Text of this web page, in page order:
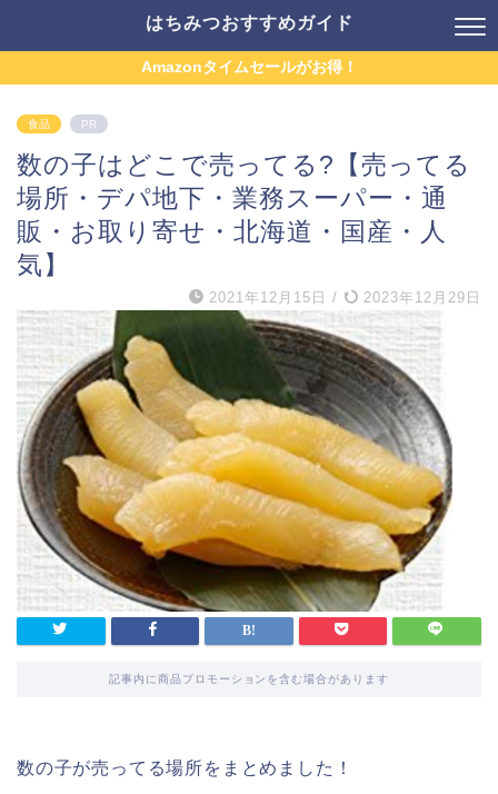
はちみつおすすめガイド
Amazonタイムセールがお得！
食品 PR
数の子はどこで売ってる?【売ってる
場所・デパ地下・業務スーパー・通
販・お取り寄せ・北海道・国産・人
気】
2021年12月15日 / 2023年12月29日
記事内に商品プロモーションを含む場合があります
数の子が売ってる場所をまとめました！